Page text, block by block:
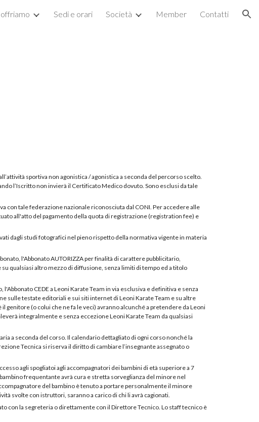
navigation Sedi e orari Società Member Contatti
sportiva non agonistica / agonistica a seconda del percorso scelto.
l’Iscritto non invierà il Certificato Medico dovuto. Sono esclusi da tale
con tale federazione nazionale riconosciuta dal CONI. Per accedere alle
all'atto del pagamento della quota di registrazione (registration fee) e
dagli studi fotografici nel pieno rispetto della normativa vigente in materia
l'Abbonato AUTORIZZA per finalità di carattere pubblicitario,
qualsiasi altro mezzo di diffusione, senza limiti di tempo ed a titolo
CEDE a Leoni Karate Team in via esclusiva e definitiva e senza
sulle testate editoriali e sui siti internet di Leoni Karate Team e su altre
genitore (o colui che ne fa le veci) avranno alcunché a pretendere da Leoni
integralmente e senza eccezione Leoni Karate Team da qualsiasi
a seconda del corso. Il calendario dettagliato di ogni corso nonché la
Tecnica si riserva il diritto di cambiare l’insegnante assegnato o
agli spogliatoi agli accompagnatori dei bambini di età superiore a 7
frequentante avrà cura e stretta sorveglianza del minore nel
del bambino è tenuto a portare personalmente il minore
svolte con istruttori, saranno a carico di chi li avrà cagionati.
con la segreteria o direttamente con il Direttore Tecnico. Lo staff tecnico è